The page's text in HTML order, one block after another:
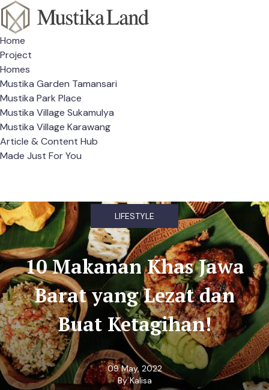
Home
Project
Homes
Mustika Garden Tamansari
Mustika Park Place
Mustika Village Sukamulya
Mustika Village Karawang
Article & Content Hub
Made Just For You
LIFESTYLE
10 Makanan Khas Jawa
Barat yang Lezat dan
Buat Ketagihan!
09 May, 2022
By Kalisa